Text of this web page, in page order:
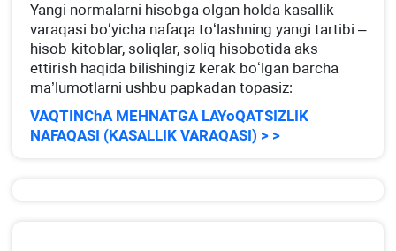
Yangi normalarni hisobga olgan holda kasallik
varaqasi boʻyicha nafaqa toʻlashning yangi tartibi –
hisob-kitoblar, soliqlar, soliq hisobotida aks
ettirish haqida bilishingiz kerak boʻlgan barcha
ma’lumotlarni ushbu papkadan topasiz:
VAQTINChA MEHNATGA LAYoQATSIZLIK
NAFAQASI (KASALLIK VARAQASI) > >